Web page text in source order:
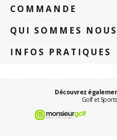
COMMANDE
QUI SOMMES
INFOS PRATIQUES
Découvrez
Golf et